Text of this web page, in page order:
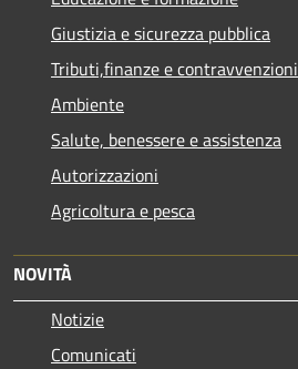
Giustizia e sicurezza pubblica
Tributi,finanze e contravvenzioni
Ambiente
Salute, benessere e assistenza
Autorizzazioni
Agricoltura e pesca
NOVITÀ
Notizie
Comunicati